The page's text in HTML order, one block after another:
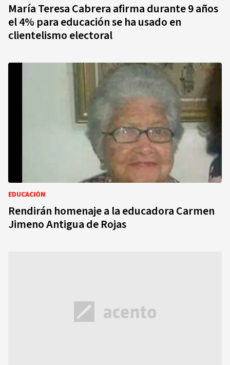
María Teresa Cabrera afirma durante 9 años
el 4% para educación se ha usado en
clientelismo electoral
EDUCACIÓN
Rendirán homenaje a la educadora Carmen
Jimeno Antigua de Rojas